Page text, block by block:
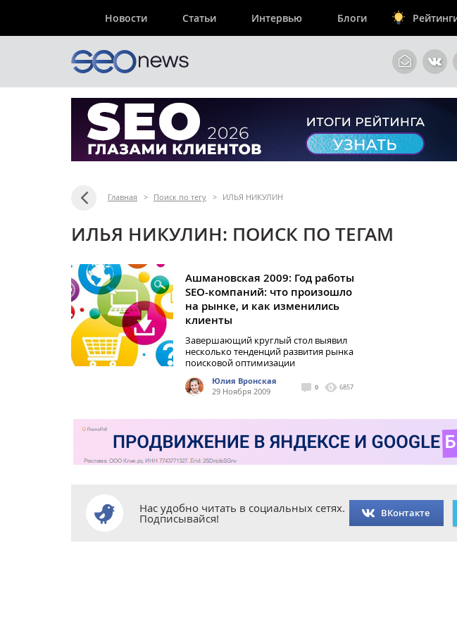
Новости Статьи Интервью Блоги
Главная > Поиск по тегу > ИЛЬЯ НИКУЛИН
ИЛЬЯ НИКУЛИН: ПОИСК ПО ТЕГАМ
Ашмановская 2009: Год работы
SEO-компаний: что произошло
на рынке, и как изменились
клиенты
Завершающий круглый стол выявил
несколько тенденций развития рынка
поисковой оптимизации
Юлия Вронская
29 Ноября 2009
0 6857
Нас удобно читать в социальных сетях.
Подписывайся! ВКонтакте